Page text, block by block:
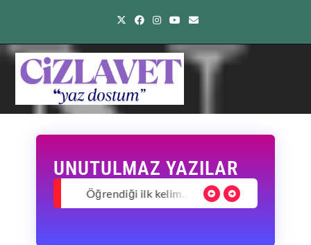
UNUTULMAZ YAZILAR
Öğrendiği ilk kelime ‘su’ olan bir Pedagog: Helen Keller